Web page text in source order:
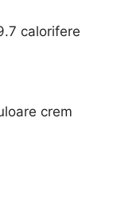
calorifere
crem